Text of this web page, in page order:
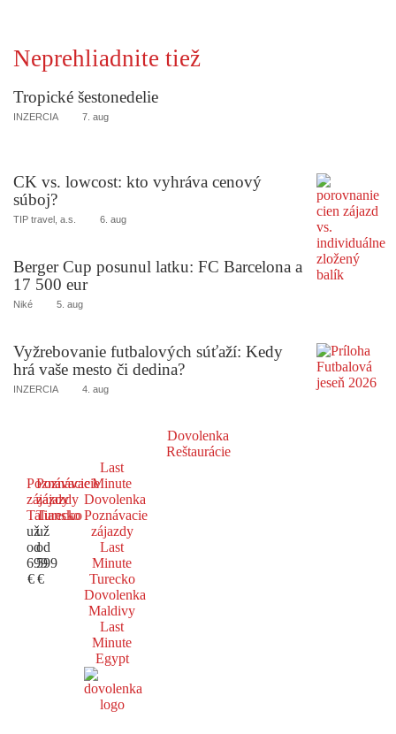
Neprehliadnite tiež
Tropické šestonedelie
INZERCIA 7. aug
CK vs. lowcost: kto vyhráva cenový
súboj?
TIP travel, a.s. 6. aug
Berger Cup posunul latku: FC Barcelona a
17 500 eur
Niké 5. aug
Vyžrebovanie futbalových súťaží: Kedy
hrá vaše mesto či dedina?
INZERCIA 4. aug
Dovolenka
Reštaurácie
Poznávacie
zájazdy
Taliansko
už
od
699
€
Poznávacie
zájazdy
Turecko
už
od
599
€
Last
Minute
Dovolenka
Poznávacie
zájazdy
Last
Minute
Turecko
Dovolenka
Maldivy
Last
Minute
Egypt